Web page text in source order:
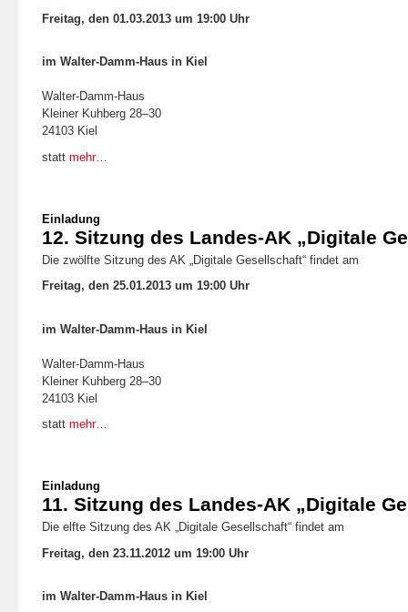
Freitag, den 01.03.2013 um 19:00 Uhr
im Walter-Damm-Haus in Kiel
Walter-Damm-Haus
Kleiner Kuhberg 28–30
24103 Kiel
statt mehr…
Einladung
12. Sitzung des Landes-AK „Digitale
Die zwölfte Sitzung des AK „Digitale Gesellschaft“ findet am
Freitag, den 25.01.2013 um 19:00 Uhr
im Walter-Damm-Haus in Kiel
Walter-Damm-Haus
Kleiner Kuhberg 28–30
24103 Kiel
statt mehr…
Einladung
11. Sitzung des Landes-AK „Digitale
Die elfte Sitzung des AK „Digitale Gesellschaft“ findet am
Freitag, den 23.11.2012 um 19:00 Uhr
im Walter-Damm-Haus in Kiel